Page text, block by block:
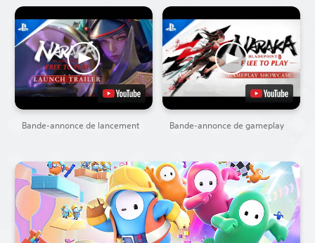
Bande-annonce de lancement Bande-annonce de gameplay